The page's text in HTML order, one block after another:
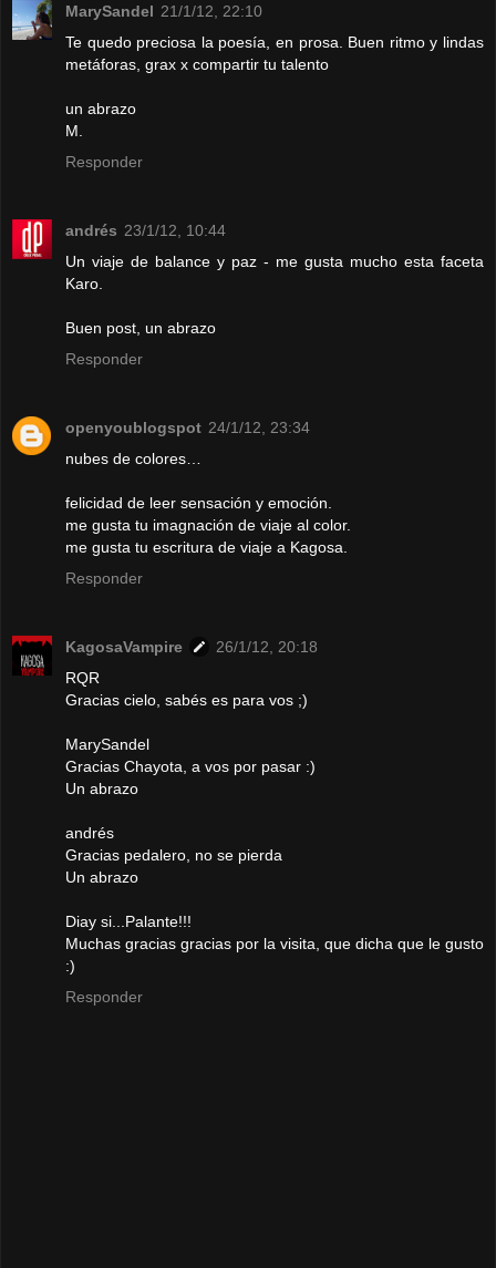
MarySandel 21/1/12, 22:10
Te quedo preciosa la poesía, en prosa. Buen ritmo y lindas
metáforas, grax x compartir tu talento
un abrazo
M.
Responder
andrés 23/1/12, 10:44
Un viaje de balance y paz - me gusta mucho esta faceta
Karo.
Buen post, un abrazo
Responder
openyoublogspot 24/1/12, 23:34
nubes de colores…
felicidad de leer sensación y emoción.
me gusta tu imagnación de viaje al color.
me gusta tu escritura de viaje a Kagosa.
Responder
KagosaVampire
26/1/12, 20:18
RQR
Gracias cielo, sabés es para vos ;)
MarySandel
Gracias Chayota, a vos por pasar :)
Un abrazo
andrés
Gracias pedalero, no se pierda
Un abrazo
Diay si...Palante!!!
Muchas gracias gracias por la visita, que dicha que le gusto
:)
Responder